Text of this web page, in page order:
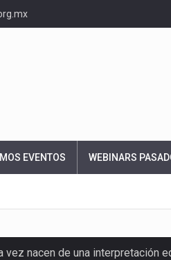
EVENTOS WEBINARS
nacen de una interpretación